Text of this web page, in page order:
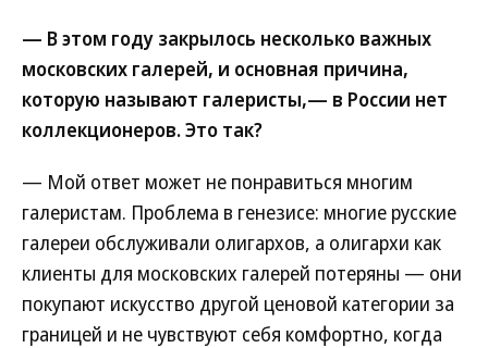
— В этом году закрылось несколько важных
московских галерей, и основная причина,
которую называют галеристы,— в России нет
коллекционеров. Это так?
— Мой ответ может не понравиться многим
галеристам. Проблема в генезисе: многие русские
галереи обслуживали олигархов, а олигархи как
клиенты для московских галерей потеряны — они
покупают искусство другой ценовой категории за
границей и не чувствуют себя комфортно, когда